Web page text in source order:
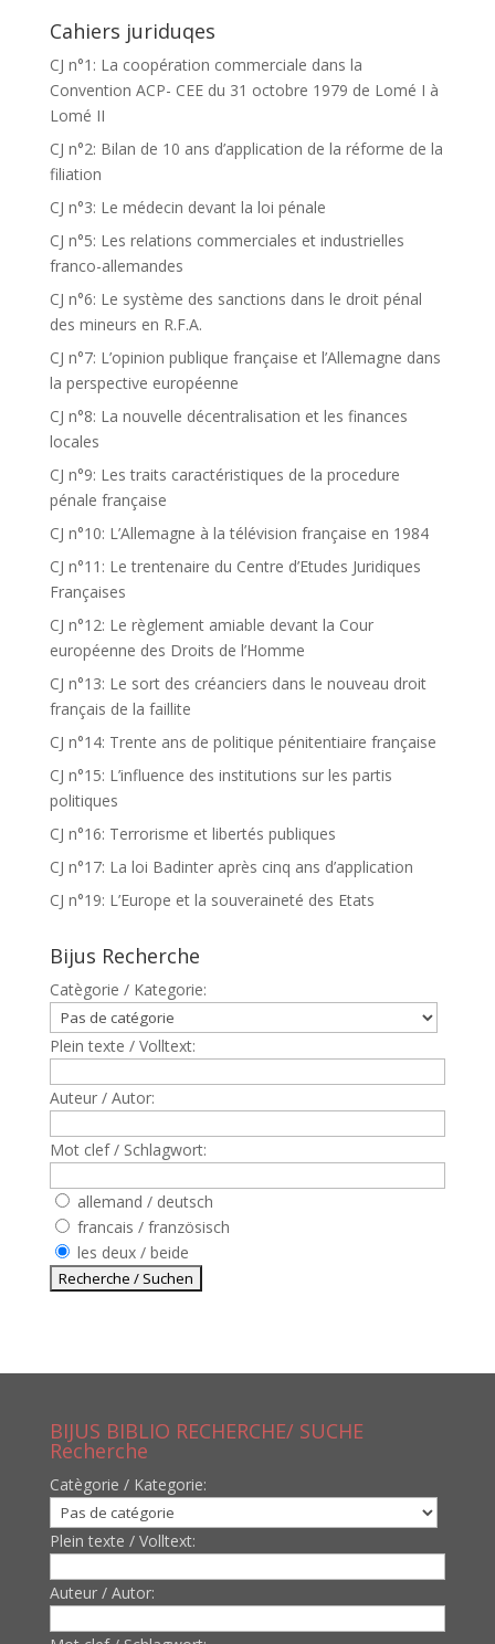
Cahiers juriduqes
CJ n°1: La coopération commerciale dans la
Convention ACP- CEE du 31 octobre 1979 de Lomé I à
Lomé II
CJ n°2: Bilan de 10 ans d’application de la réforme de la
filiation
CJ n°3: Le médecin devant la loi pénale
CJ n°5: Les relations commerciales et industrielles
franco-allemandes
CJ n°6: Le système des sanctions dans le droit pénal
des mineurs en R.F.A.
CJ n°7: L’opinion publique française et l’Allemagne dans
la perspective européenne
CJ n°8: La nouvelle décentralisation et les finances
locales
CJ n°9: Les traits caractéristiques de la procedure
pénale française
CJ n°10: L’Allemagne à la télévision française en 1984
CJ n°11: Le trentenaire du Centre d’Etudes Juridiques
Françaises
CJ n°12: Le règlement amiable devant la Cour
européenne des Droits de l’Homme
CJ n°13: Le sort des créanciers dans le nouveau droit
français de la faillite
CJ n°14: Trente ans de politique pénitentiaire française
CJ n°15: L’influence des institutions sur les partis
politiques
CJ n°16: Terrorisme et libertés publiques
CJ n°17: La loi Badinter après cinq ans d’application
CJ n°19: L’Europe et la souveraineté des Etats
Bijus Recherche
Catègorie / Kategorie:
Plein texte / Volltext:
Auteur / Autor:
Mot clef / Schlagwort:
allemand / deutsch
francais / französisch
les deux / beide
BIJUS BIBLIO RECHERCHE/ SUCHE
Recherche
Catègorie / Kategorie:
Plein texte / Volltext:
Auteur / Autor: